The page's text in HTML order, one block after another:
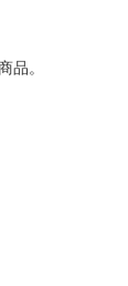
品。